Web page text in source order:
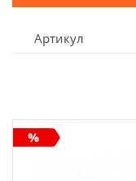
Артикул